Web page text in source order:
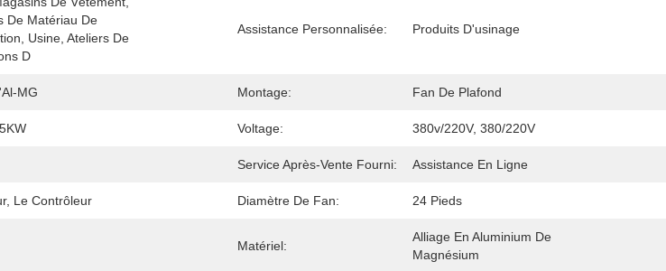
De Matériau De
Usine, Ateliers De
D
Assistance Personnalisée: Produits D'usinage
MG Montage: Fan De Plafond
Voltage: 380v/220V, 380/220V
Service Après-Vente Fourni: Assistance En Ligne
Le Contrôleur Diamètre De Fan: 24 Pieds
Matériel:
Alliage En Aluminium De
Magnésium